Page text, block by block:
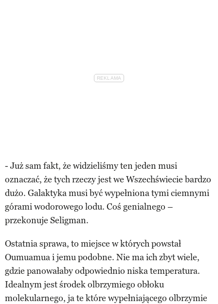
- Już sam fakt, że widzieliśmy ten jeden musi
oznaczać, że tych rzeczy jest we Wszechświecie bardzo
dużo. Galaktyka musi być wypełniona tymi ciemnymi
górami wodorowego lodu. Coś genialnego –
przekonuje Seligman.
Ostatnia sprawa, to miejsce w których powstał
Oumuamua i jemu podobne. Nie ma ich zbyt wiele,
gdzie panowałaby odpowiednio niska temperatura.
Idealnym jest środek olbrzymiego obłoku
molekularnego, ja te które wypełniającego olbrzymie